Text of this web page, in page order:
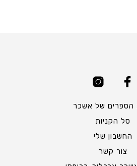
הספרים של אשכר
סל הקניות
החשבון שלי
צור קשר